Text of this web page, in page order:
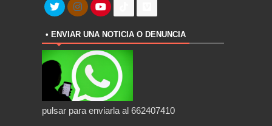
• ENVIAR UNA NOTICIA O DENUNCIA
pulsar para enviarla al 662407410